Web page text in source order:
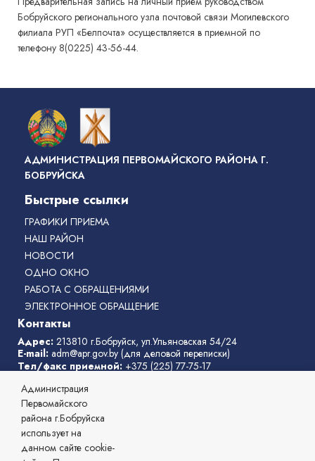
Бобруйского регионального узла почтовой связи Могилевского
филиала РУП «Белпочта» осуществляется в приемной по
телефону 8(0225) 43-56-44.
АДМИНИСТРАЦИЯ ПЕРВОМАЙСКОГО РАЙОНА Г.
БОБРУЙСКА
Быстрые ссылки
ГРАФИКИ ПРИЕМА
НАШ РАЙОН
НОВОСТИ
ОДНО ОКНО
РАБОТА С ОБРАЩЕНИЯМИ
ЭЛЕКТРОННОЕ ОБРАЩЕНИЕ
Контакты
Адрес: 213810 г.Бобруйск, ул.Ульяновская 54/24
E-mail: adm@apr.gov.by (для деловой переписки)
Тел/факс приемной: +375 (225) 77-75-17
Режим работы администрации
13:00 до 14:00
выходные дни:суббота, воскресенье
Телефоны службы «одно окно»
© 2026 Администрация Первомайского района г. Бобруйска,
Администрация
Первомайского
района г.Бобруйска
использует на
данном сайте cookie-